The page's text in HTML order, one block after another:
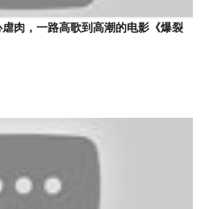
肉，一路高歌到高潮的电影《爆裂